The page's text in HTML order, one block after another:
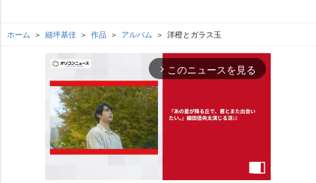
ホーム 細坪基佳 作品 アルバム 洋橙とガラス玉
arrow_forward_ios このニュースを見る